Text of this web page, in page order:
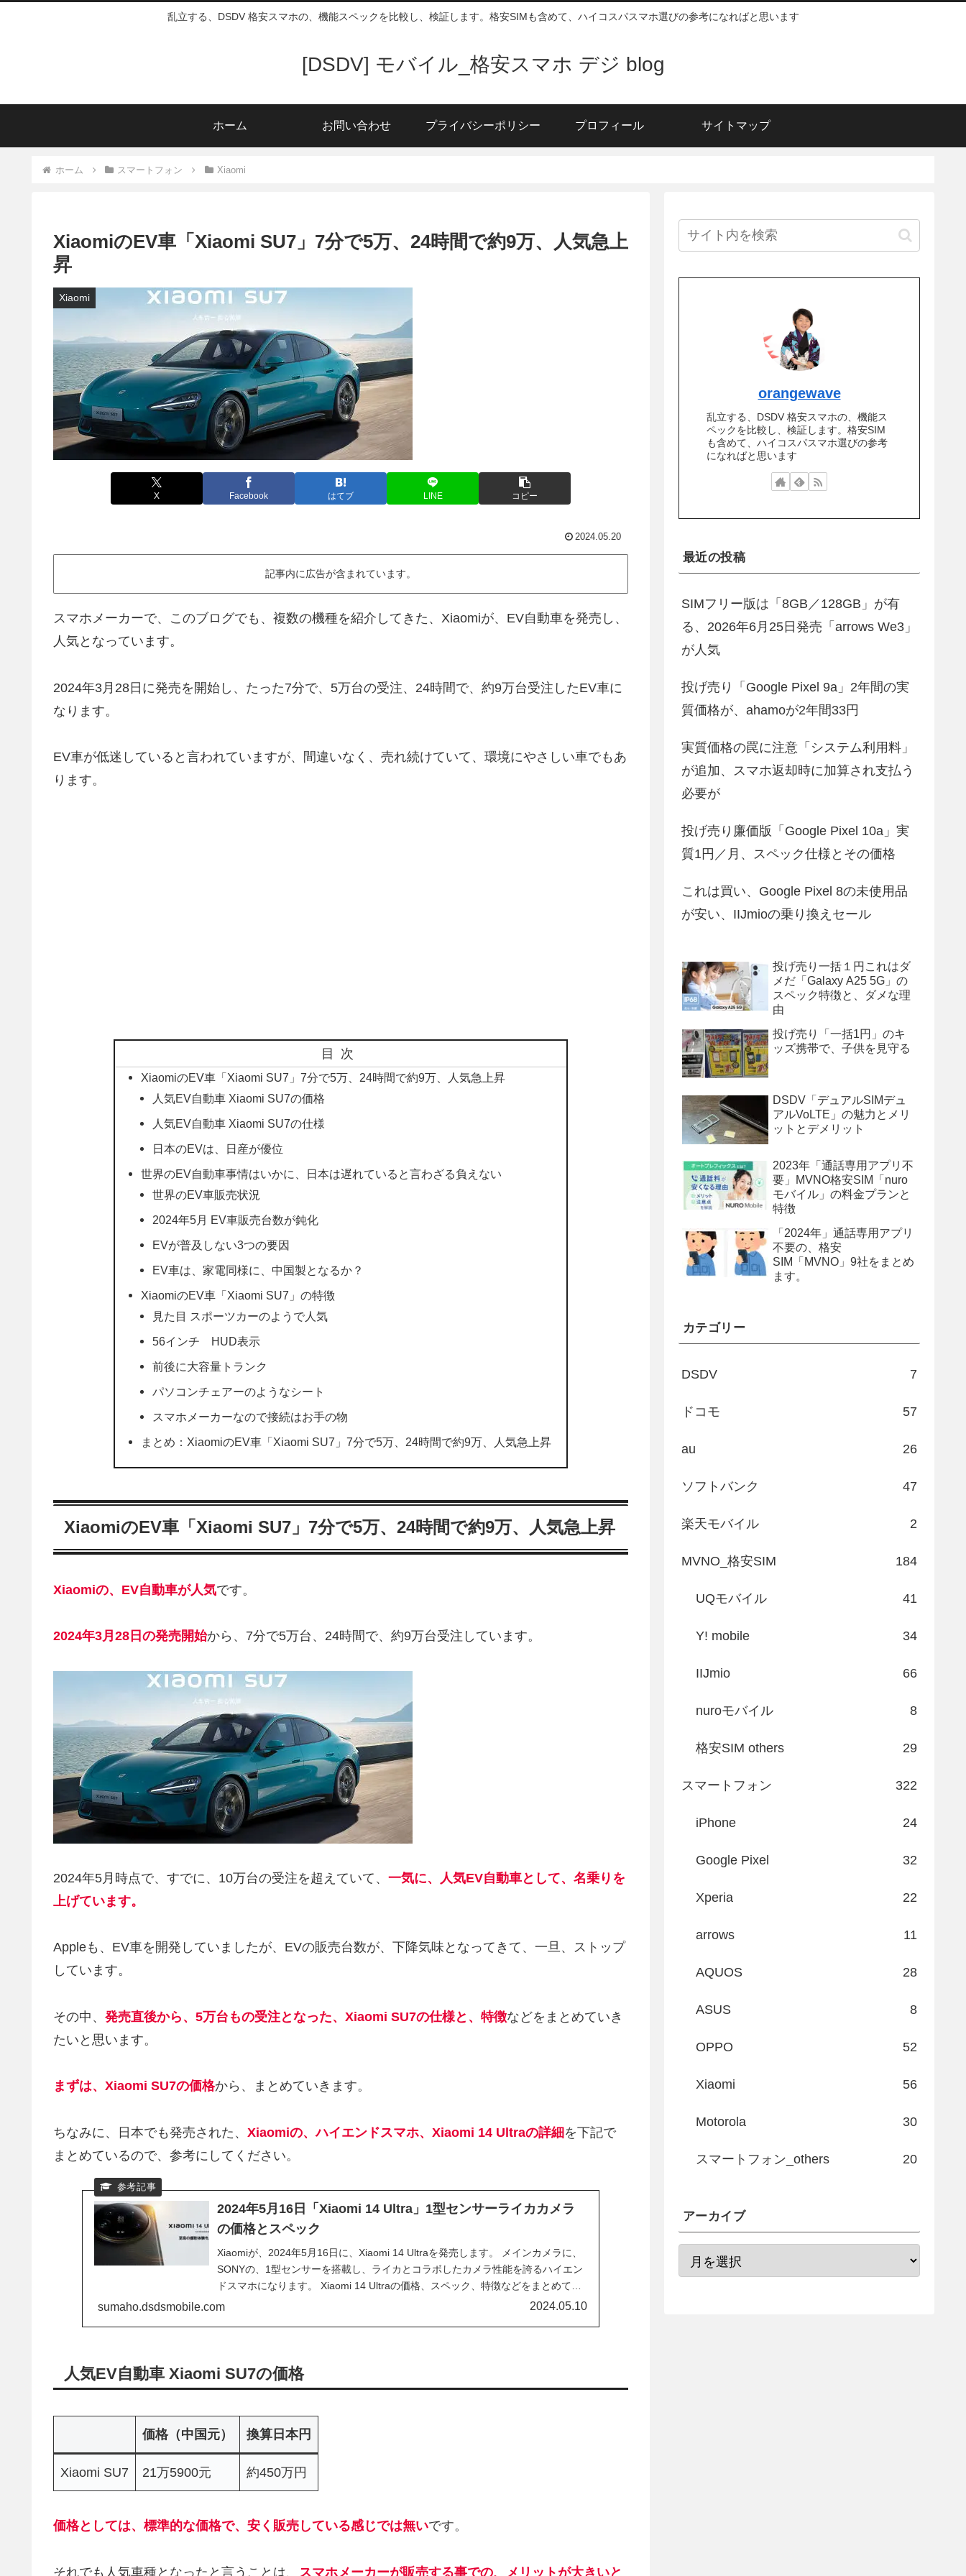
乱立する、DSDV 格安スマホの、機能スペックを比較し、検証します。格安SIMも含めて、ハイコスパスマホ選びの参考になればと思います
[DSDV] モバイル_格安スマホ デジ blog
ホーム お問い合わせ プライバシーポリシー プロフィール サイトマップ
ホーム スマートフォン Xiaomi
XiaomiのEV車「Xiaomi SU7」7分で5万、24時間で約9万、人気急上
昇
Xiaomi
X Facebook はてブ LINE コピー
2024.05.20
記事内に広告が含まれています。
スマホメーカーで、このブログでも、複数の機種を紹介してきた、Xiaomiが、EV自動車を発売し、
人気となっています。
2024年3月28日に発売を開始し、たった7分で、5万台の受注、24時間で、約9万台受注したEV車に
なります。
EV車が低迷していると言われていますが、間違いなく、売れ続けていて、環境にやさしい車でもあ
ります。
目次
XiaomiのEV車「Xiaomi SU7」7分で5万、24時間で約9万、人気急上昇
人気EV自動車 Xiaomi SU7の価格
人気EV自動車 Xiaomi SU7の仕様
日本のEVは、日産が優位
世界のEV自動車事情はいかに、日本は遅れていると言わざる負えない
世界のEV車販売状況
2024年5月 EV車販売台数が鈍化
EVが普及しない3つの要因
EV車は、家電同様に、中国製となるか？
XiaomiのEV車「Xiaomi SU7」の特徴
見た目 スポーツカーのようで人気
56インチ HUD表示
前後に大容量トランク
パソコンチェアーのようなシート
スマホメーカーなので接続はお手の物
まとめ：XiaomiのEV車「Xiaomi SU7」7分で5万、24時間で約9万、人気急上昇
XiaomiのEV車「Xiaomi SU7」7分で5万、24時間で約9万、人気急上昇
Xiaomiの、EV自動車が人気です。
2024年3月28日の発売開始から、7分で5万台、24時間で、約9万台受注しています。
2024年5月時点で、すでに、10万台の受注を超えていて、 一気に、人気EV自動車として、名乗りを
上げています。
Appleも、EV車を開発していましたが、EVの販売台数が、下降気味となってきて、一旦、ストップ
しています。
その中、 発売直後から、5万台もの受注となった、Xiaomi SU7の仕様と、特徴などをまとめていき
たいと思います。
まずは、Xiaomi SU7の価格から、まとめていきます。
ちなみに、日本でも発売された、 Xiaomiの、ハイエンドスマホ、Xiaomi 14 Ultraの詳細を下記で
まとめているので、参考にしてください。
2024年5月16日「Xiaomi 14 Ultra」1型センサーライカカメラ
の価格とスペック
Xiaomiが、2024年5月16日に、Xiaomi 14 Ultraを発売します。 メインカメラに、
SONYの、1型センサーを搭載し、ライカとコラボしたカメラ性能を誇るハイエン
ドスマホになります。 Xiaomi 14 Ultraの価格、スペック、特徴などをまとめてい
きたいと思います。
sumaho.dsdsmobile.com 2024.05.10
人気EV自動車 Xiaomi SU7の価格
価格（中国元） 換算日本円
Xiaomi SU7 21万5900元 約450万円
価格としては、標準的な価格で、安く販売している感じでは無いです。
それでも人気車種となったと言うことは、 スマホメーカーが販売する事での、メリットが大きいと
orangewave
乱立する、DSDV 格安スマホの、機能ス
ペックを比較し、検証します。格安SIM
も含めて、ハイコスパスマホ選びの参考
になればと思います
最近の投稿
SIMフリー版は「8GB／128GB」が有
る、2026年6月25日発売「arrows We3」
が人気
投げ売り「Google Pixel 9a」2年間の実
質価格が、ahamoが2年間33円
実質価格の罠に注意「システム利用料」
が追加、スマホ返却時に加算され支払う
必要が
投げ売り廉価版「Google Pixel 10a」実
質1円／月、スペック仕様とその価格
これは買い、Google Pixel 8の未使用品
が安い、IIJmioの乗り換えセール
投げ売り一括１円これはダ
メだ「Galaxy A25 5G」の
スペック特徴と、ダメな理
由
投げ売り「一括1円」のキ
ッズ携帯で、子供を見守る
DSDV「デュアルSIMデュ
アルVoLTE」の魅力とメリ
ットとデメリット
2023年「通話専用アプリ不
要」MVNO格安SIM「nuro
モバイル」の料金プランと
特徴
「2024年」通話専用アプリ
不要の、格安
SIM「MVNO」9社をまとめ
ます。
カテゴリー
DSDV 7
ドコモ 57
au 26
ソフトバンク 47
楽天モバイル 2
MVNO_格安SIM 184
UQモバイル 41
Y! mobile 34
IIJmio 66
nuroモバイル 8
格安SIM others 29
スマートフォン 322
iPhone 24
Google Pixel 32
Xperia 22
arrows 11
AQUOS 28
ASUS 8
OPPO 52
Xiaomi 56
Motorola 30
スマートフォン_others 20
アーカイブ